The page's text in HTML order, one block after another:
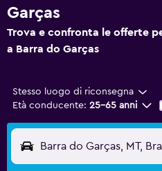
Garças
Trova e confronta le offerte
a Barra do Garças
Stesso luogo di riconsegna
Età conducente: 25-65 anni
Barra do Garças, MT,